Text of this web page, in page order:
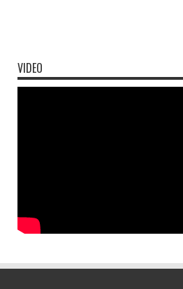
VIDEO